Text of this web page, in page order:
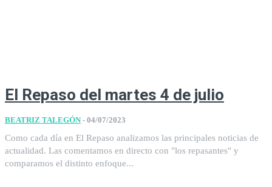
El Repaso del martes 4 de julio
BEATRIZ TALEGÓN - 04/07/2023
Como cada día en El Repaso analizamos las principales noticias de
actualidad. Las comentamos en directo con "los repasantes" y
comparamos el distinto enfoque...